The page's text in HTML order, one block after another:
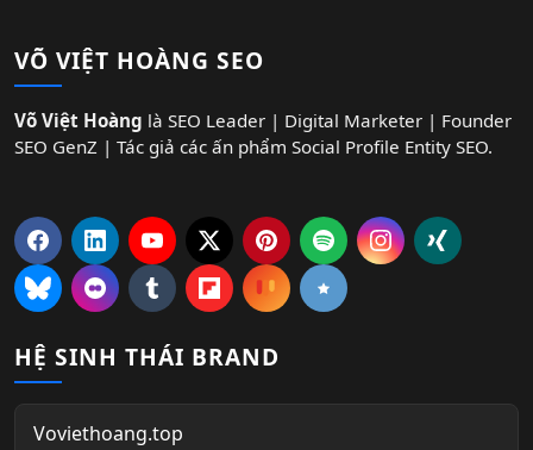
VÕ VIỆT HOÀNG SEO
Võ Việt Hoàng là SEO Leader | Digital Marketer | Founder
SEO GenZ | Tác giả các ấn phẩm Social Profile Entity SEO.
HỆ SINH THÁI BRAND
Voviethoang.top